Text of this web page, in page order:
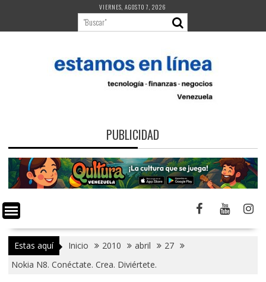
contenido
VIERNES, AGOSTO 7, 2026
PUBLICIDAD
Estas aquí Inicio 2010 abril
27
Nokia N8. Conéctate. Crea. Diviértete.